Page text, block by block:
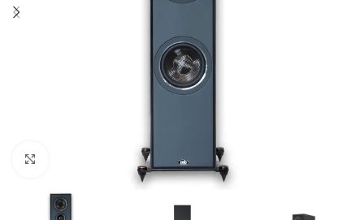
Click para agrandar imagen